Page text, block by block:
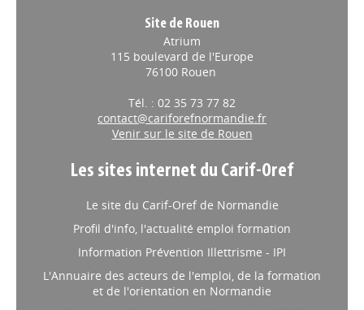
Site de Rouen
Atrium
115 boulevard de l'Europe
76100 Rouen
Tél. : 02 35 73 77 82
contact@cariforefnormandie.fr
Venir sur le site de Rouen
Les sites internet du Carif-Oref
Le site du Carif-Oref de Normandie
Profil d'info, l'actualité emploi formation
Information Prévention Illettrisme - IPI
L'Annuaire des acteurs de l'emploi, de la formation
et de l'orientation en Normandie